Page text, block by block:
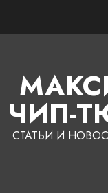
ЧИП-
СТАТЬИ И